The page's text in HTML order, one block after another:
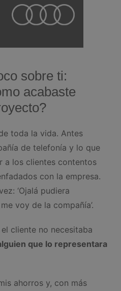
sobre ti:
acabaste
toda la vida. Antes
de telefonía y lo que
a los clientes contentos
con la empresa.
‘Ojalá pudiera
voy de la compañía’.
cliente no necesitaba
que lo representara
ahorros y, con más